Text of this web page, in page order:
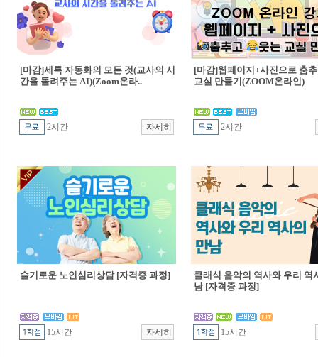
[마감]세특 자동화의 모든 것(교사의 시
간을 돌려주는 AI)(Zoom온라..
2시간
[마감]웹페이지+사진으로 춤
교실 만들기(ZOOM온라인)
2시간
슬기로운 노인심리상담 [자격증 과정]
15시간
클래식 음악의 역사와 우리 역
남 [자격증 과정]
15시간